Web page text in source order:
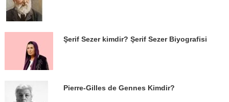
Şerif Sezer kimdir? Şerif Sezer Biyografisi
Pierre-Gilles de Gennes Kimdir?